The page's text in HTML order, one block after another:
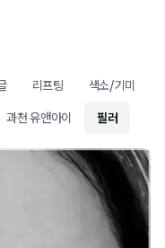
리프팅
색소/기미
과천 유앤아이 필러